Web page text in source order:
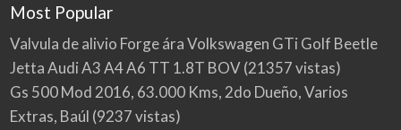
Most Popular
Valvula de alivio Forge ára Volkswagen GTi Golf Beetle
Jetta Audi A3 A4 A6 TT 1.8T BOV(21357 vistas)
Gs 500 Mod 2016, 63.000 Kms, 2do Dueño, Varios
Extras, Baúl (9237 vistas)